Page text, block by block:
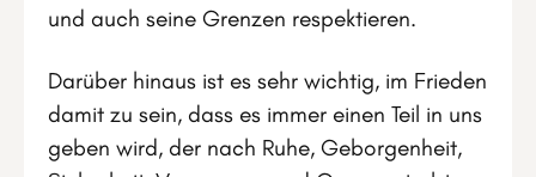
und auch seine Grenzen respektieren.
Darüber hinaus ist es sehr wichtig, im Frieden
damit zu sein, dass es immer einen Teil in uns
geben wird, der nach Ruhe, Geborgenheit,